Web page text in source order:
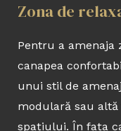
Zona de
Pentru a amenaja
canapea
unui stil de
modulară sau
spațiului. În fața